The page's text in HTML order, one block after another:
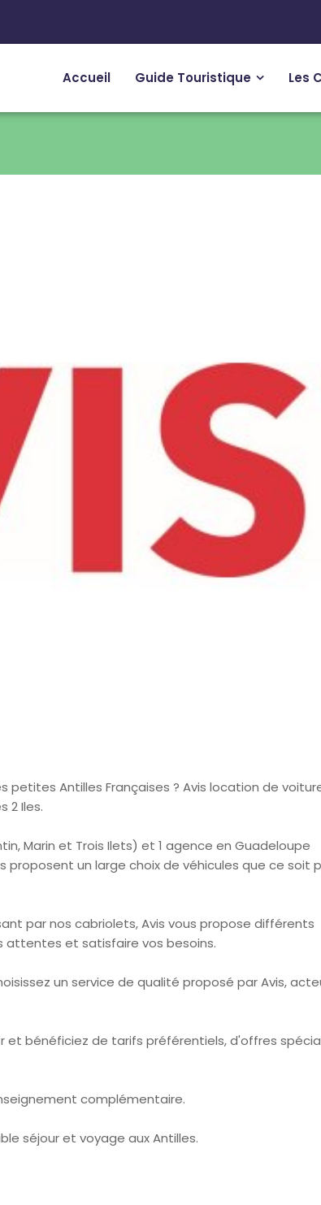
Accueil Guide Touristique Les
petites Antilles Françaises ? Avis location de
2 Iles.
Marin et Trois Ilets) et 1 agence en Guadeloupe
un large choix de véhicules que ce soit
par nos cabriolets, Avis vous propose différents
attentes et satisfaire vos besoins.
un service de qualité proposé par Avis,
et bénéficiez de tarifs préférentiels, d'offres
complémentaire.
séjour et voyage aux Antilles.